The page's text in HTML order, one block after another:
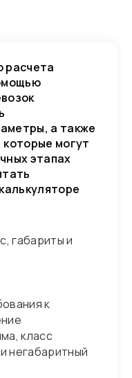
расчета
а также
могут
этапах
габариты и
к
класс
негабаритный